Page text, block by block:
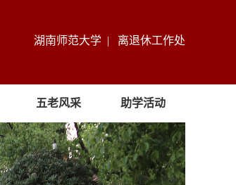
湖南师范大学 | 离退休工作处
五老风采 助学活动